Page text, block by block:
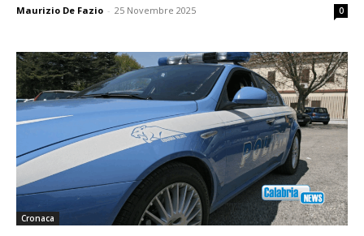
Maurizio De Fazio - 25 Novembre 2025 0
Cronaca